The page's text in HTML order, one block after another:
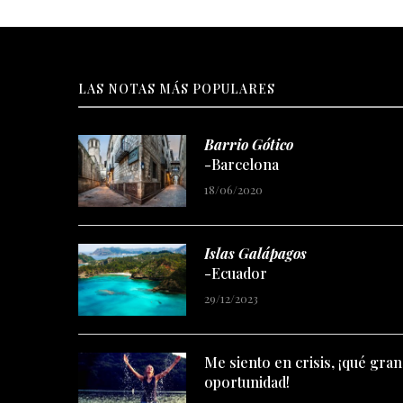
LAS NOTAS MÁS POPULARES
Barrio Gótico
-Barcelona
18/06/2020
Islas Galápagos
-Ecuador
29/12/2023
Me siento en crisis, ¡qué gran
oportunidad!